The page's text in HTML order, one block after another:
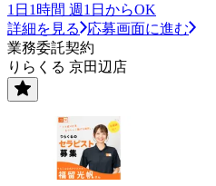
1日1時間 週1日からOK
詳細を見る
応募画面に進む
業務委託契約
りらくる 京田辺店